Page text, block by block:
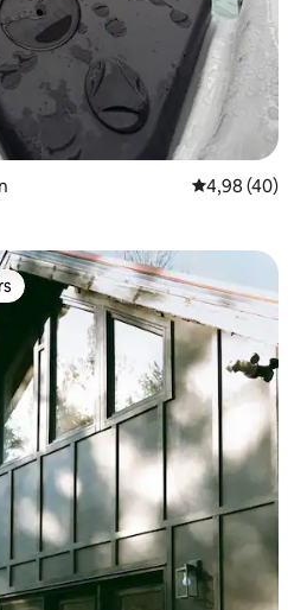
Évaluation
4,98 (40)